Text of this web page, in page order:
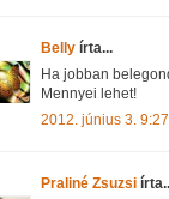
Belly írta...
Ha jobban
Mennyei lehet!
2012. június 3. 9:27
Praliné Zsuzsi